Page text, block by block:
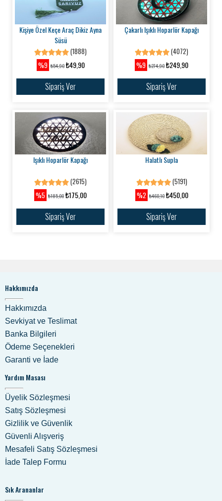
Kişiye Özel Keçe Araç Dikiz Ayna
Süsü
(1888)
%9 ₺54,90₺49,90
Sipariş Ver
Çakarlı Işıklı Hoparlör Kapağı
(4072)
%9 ₺274,90 ₺249,90
Sipariş Ver
Işıklı Hoparlör Kapağı
(2615)
%5 ₺185,00 ₺175,00
Sipariş Ver
Halatlı Supla
(5191)
%2 ₺460,10₺450,00
Sipariş Ver
Hakkımızda
Hakkımızda
Sevkiyat ve Teslimat
Banka Bilgileri
Ödeme Seçenekleri
Garanti ve İade
Yardım Masası
Üyelik Sözleşmesi
Satış Sözleşmesi
Gizlilik ve Güvenlik
Güvenli Alışveriş
Mesafeli Satış Sözleşmesi
İade Talep Formu
Sık Arananlar